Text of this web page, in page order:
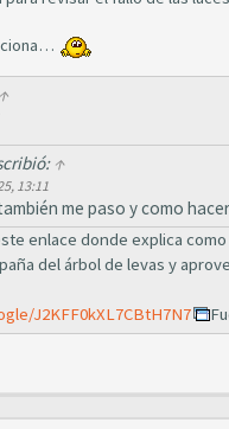
↑
↑
13:11
me paso y como
enlace donde explica
del árbol de levas y
J2KFF0kXL7CBtH7N7